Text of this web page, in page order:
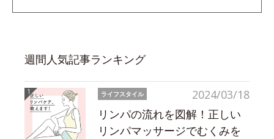
週間人気記事ランキング
2024/03/18
ライフスタイル
リンパの流れを図解！正しい
リンパマッサージでむくみを